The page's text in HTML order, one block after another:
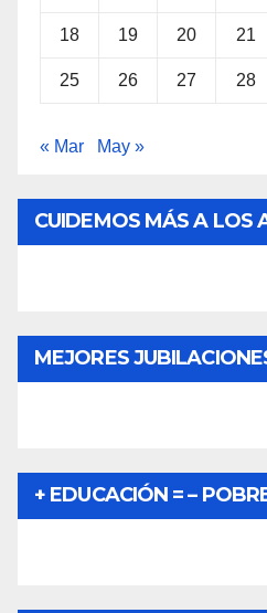
18 19 20 21
25 26 27 28
« Mar May »
CUIDEMOS MÁS A LOS
MEJORES
+ EDUCACIÓN = –